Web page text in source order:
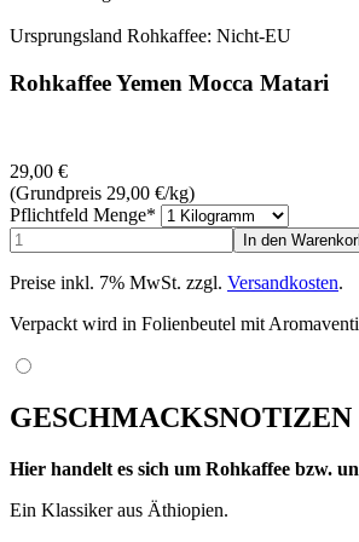
Ursprungsland Rohkaffee: Nicht-EU
Rohkaffee Yemen Mocca Matari
29,00 €
(Grundpreis 29,00 €/kg)
Pflichtfeld Menge*
Preise inkl. 7% MwSt. zzgl. Versandkosten.
Verpackt wird in Folienbeutel mit
GESCHMACKSNOTIZEN
Hier handelt es sich um Rohkaffee bzw.
Ein Klassiker aus Äthiopien.